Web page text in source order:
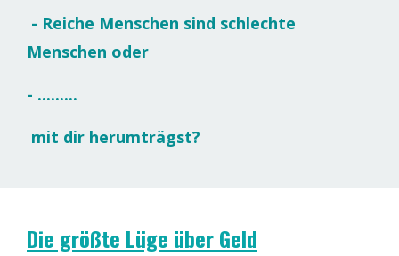
- Reiche Menschen sind schlechte
Menschen oder
- .........
mit dir herumträgst?
Die größte Lüge über Geld